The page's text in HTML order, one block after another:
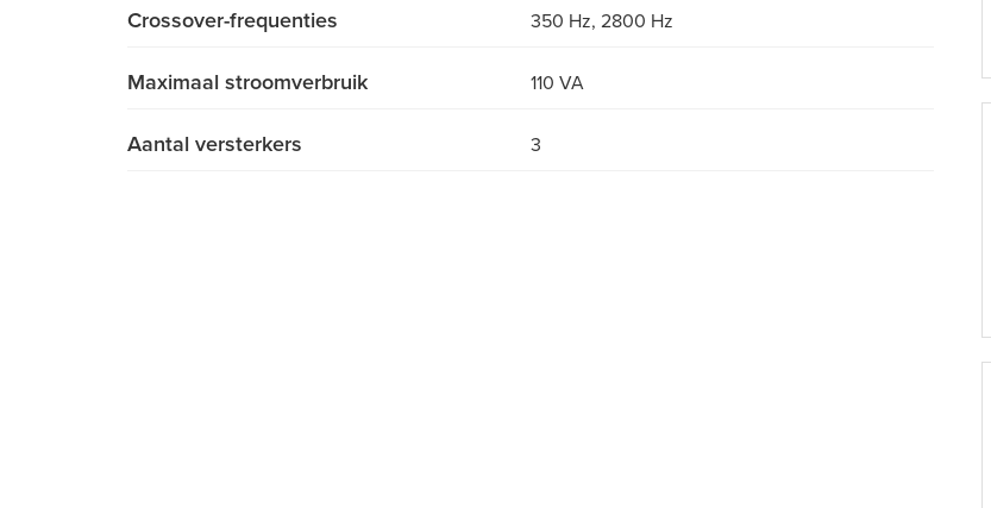
Crossover-frequenties 350 Hz, 2800 Hz
Maximaal stroomverbruik 110 VA
Aantal versterkers 3